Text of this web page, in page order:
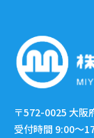
〒572-0025 大阪
受付時間 9:00〜